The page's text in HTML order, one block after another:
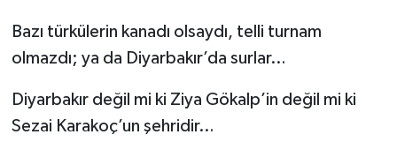
Bazı türkülerin kanadı olsaydı, telli turnam
olmazdı; ya da Diyarbakır’da surlar…
Diyarbakır değil mi ki Ziya Gökalp’in değil mi ki
Sezai Karakoç’un şehridir…